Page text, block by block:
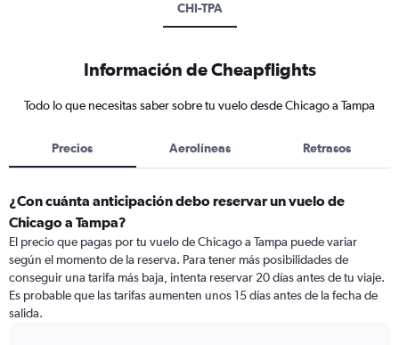
CHI-TPA
Información de Cheapflights
Todo lo que necesitas saber sobre tu vuelo desde Chicago a Tampa
Precios Aerolíneas Retrasos
¿Con cuánta anticipación debo reservar un vuelo de
Chicago a Tampa?
El precio que pagas por tu vuelo de Chicago a Tampa puede variar
según el momento de la reserva. Para tener más posibilidades de
conseguir una tarifa más baja, intenta reservar 20 días antes de tu viaje.
Es probable que las tarifas aumenten unos 15 días antes de la fecha de
salida.